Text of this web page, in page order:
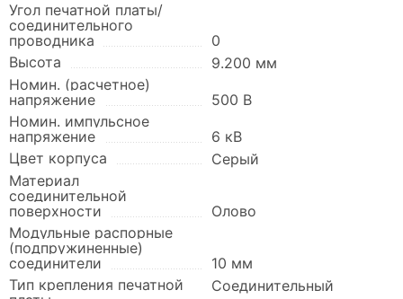
Угол печатной платы/
соединительного
проводника
0
Высота
9.200 мм
Номин. (расчетное)
напряжение
500 В
Номин. импульсное
напряжение
6 кВ
Цвет корпуса
Серый
Материал
соединительной
поверхности
Олово
Модульные распорные
(подпружиненные)
соединители
10 мм
Тип крепления печатной
Соединительный